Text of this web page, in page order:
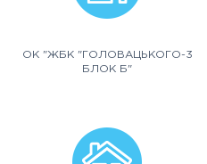
ОК "ЖБК "ГОЛОВАЦЬКОГО-3
БЛОК Б"